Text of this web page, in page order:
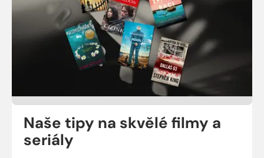
Naše tipy na skvělé filmy a
seriály